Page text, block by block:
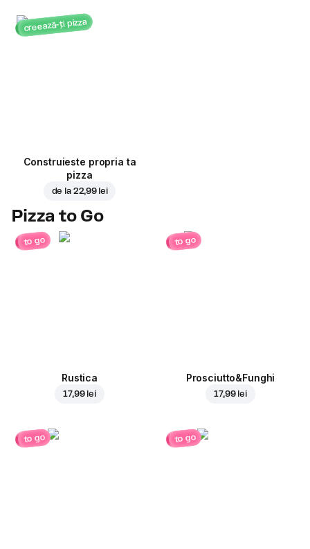
creează-ți pizza
Construieste propria ta
pizza
de la 22,99 lei
Pizza to Go
to go
Rustica
17,99 lei
to go
Prosciutto&Funghi
17,99 lei
to go to go